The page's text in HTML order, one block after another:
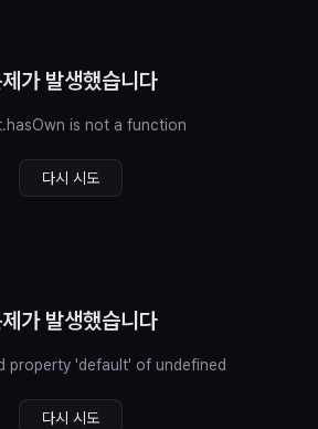
가 발생했습니다
is not a function
다시 시도
가 발생했습니다
property 'default' of undefined
다시 시도